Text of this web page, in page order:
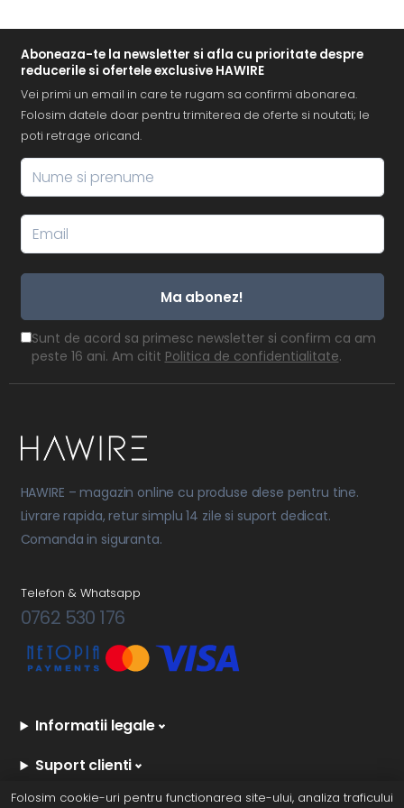
Aboneaza-te la newsletter si afla cu prioritate despre
reducerile si ofertele exclusive HAWIRE
Vei primi un email in care te rugam sa confirmi abonarea.
Folosim datele doar pentru trimiterea de oferte si noutati; le
poti retrage oricand.
Ma abonez!
Sunt de acord sa primesc newsletter si confirm ca am
peste 16 ani. Am citit Politica de confidentialitate.
HAWIRE – magazin online cu produse alese pentru tine.
Livrare rapida, retur simplu 14 zile si suport dedicat.
Comanda in siguranta.
Telefon & Whatsapp
0762 530 176
Informatii legale
Suport clienti
Folosim cookie-uri pentru functionarea site-ului, analiza traficului